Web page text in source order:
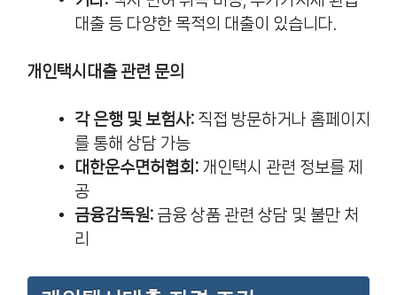
대출 등 다양한 목적의 대출이 있습니다.
개인택시대출 관련 문의
각 은행 및 보험사: 직접 방문하거나 홈페이지
를 통해 상담 가능
대한운수면허협회: 개인택시 관련 정보를 제
공
금융감독원: 금융 상품 관련 상담 및 불만 처
리